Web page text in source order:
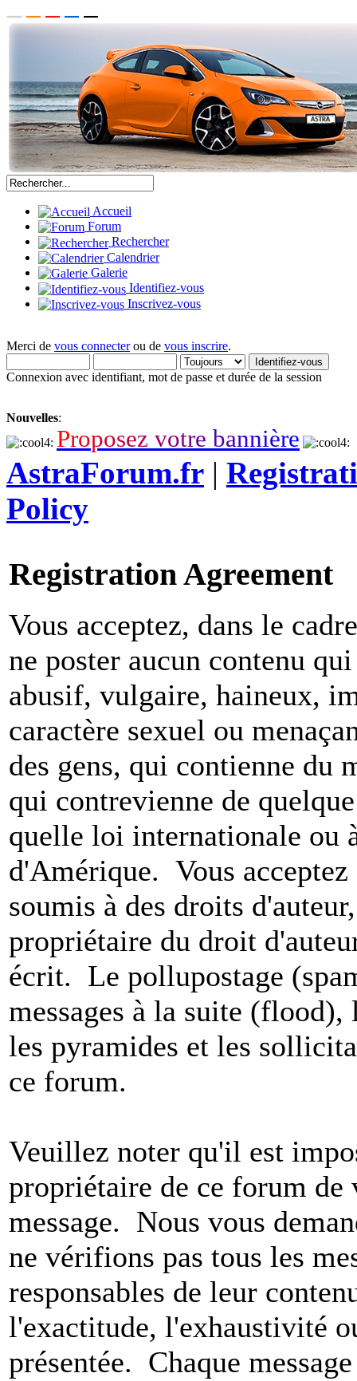
Accueil
Forum
Rechercher
Calendrier
Galerie
Identifiez-vous
Inscrivez-vous
Merci de vous connecterou de vous inscrire.
Connexion avec identifiant, mot de passe et durée de la session
Nouvelles:
Proposez votre bannière
AstraForum.fr |
Policy
Registration Agreement
Vous acceptez, dans le
ne poster aucun contenu
abusif, vulgaire, haineux,
caractère sexuel ou
des gens, qui contienne du
qui contrevienne de
quelle loi internationale ou
d'Amérique. Vous
soumis à des droits
propriétaire du droit
écrit. Le pollupostage
messages à la suite
les pyramides et les
ce forum.
Veuillez noter qu'il est
propriétaire de ce forum
message. Nous vous
ne vérifions pas tous les
responsables de leur
l'exactitude, l'exhaustivité
présentée. Chaque